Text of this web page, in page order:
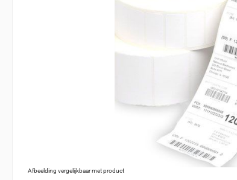
Afbeelding vergelijkbaar met product